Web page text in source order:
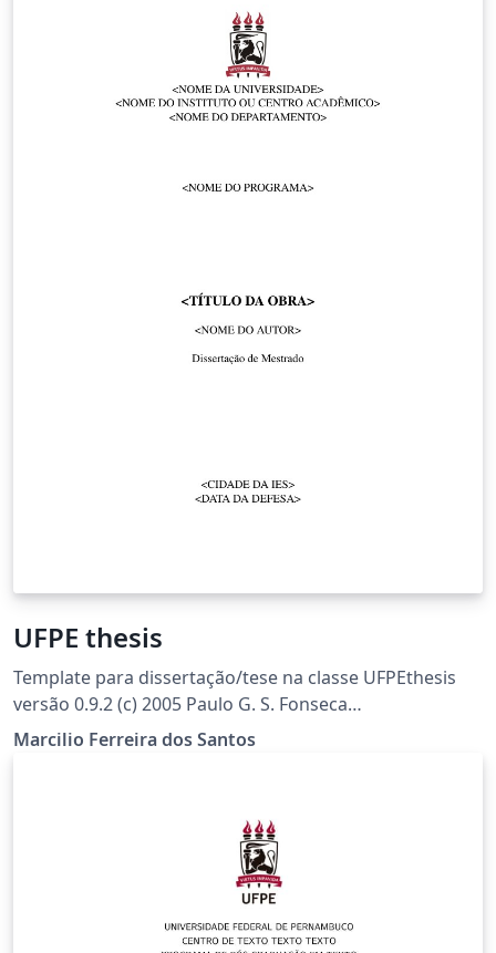
mas está cheio de gambiarras.
UFPE thesis
Template para dissertação/tese na classe UFPEthesis
versão 0.9.2 (c) 2005 Paulo G. S. Fonseca
www.cin.ufpe.br/~paguso/ufpethesis
Marcilio Ferreira dos Santos